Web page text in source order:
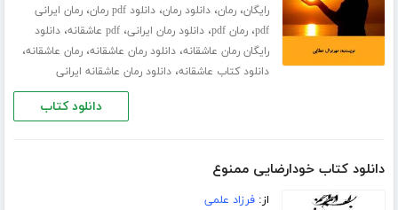
رایگان،رمان،دانلود رمان،دانلود pdf رمان ،رمان ایرانی
pdf،رمان pdf ،دانلود رمان ایرانی،pdf عاشقانه ،دانلود
رایگان رمان عاشقانه،دانلود رمان عاشقانه،رمان عاشقانه،
دانلود کتاب عاشقانه،دانلود رمان عاشقانه ایرانی
دانلود کتاب
دانلود کتاب خودارضایی ممنوع
از:فرزاد علمی